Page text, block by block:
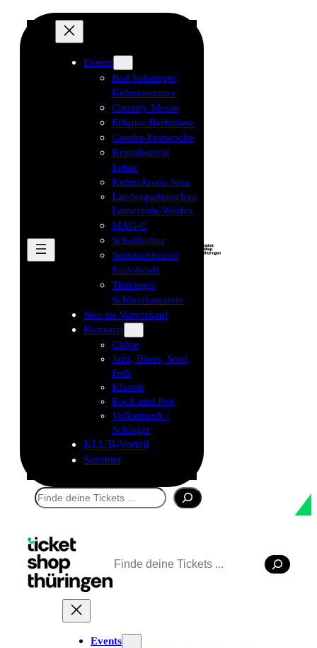
Events
Bad Salzunger
Kultursommer
Country Messe
Erfurter Herbstlese
Goethe-Festwoche
Krimifestival
Erfurt
KulturArena Jena
Landesgartenschau
Leinefelde-Worbis
MAG-C
Schallkultur
Sommertheater
Rudolstadt
Thüringer
Schlosskonzerte
Neu im Vorverkauf
Konzerte
Chöre
Jazz, Blues, Soul,
Folk
Klassik
Rock und Pop
Volksmusik /
Schlager
KLUB-Vorteil
Sommer
Suchen
Suchen
Events